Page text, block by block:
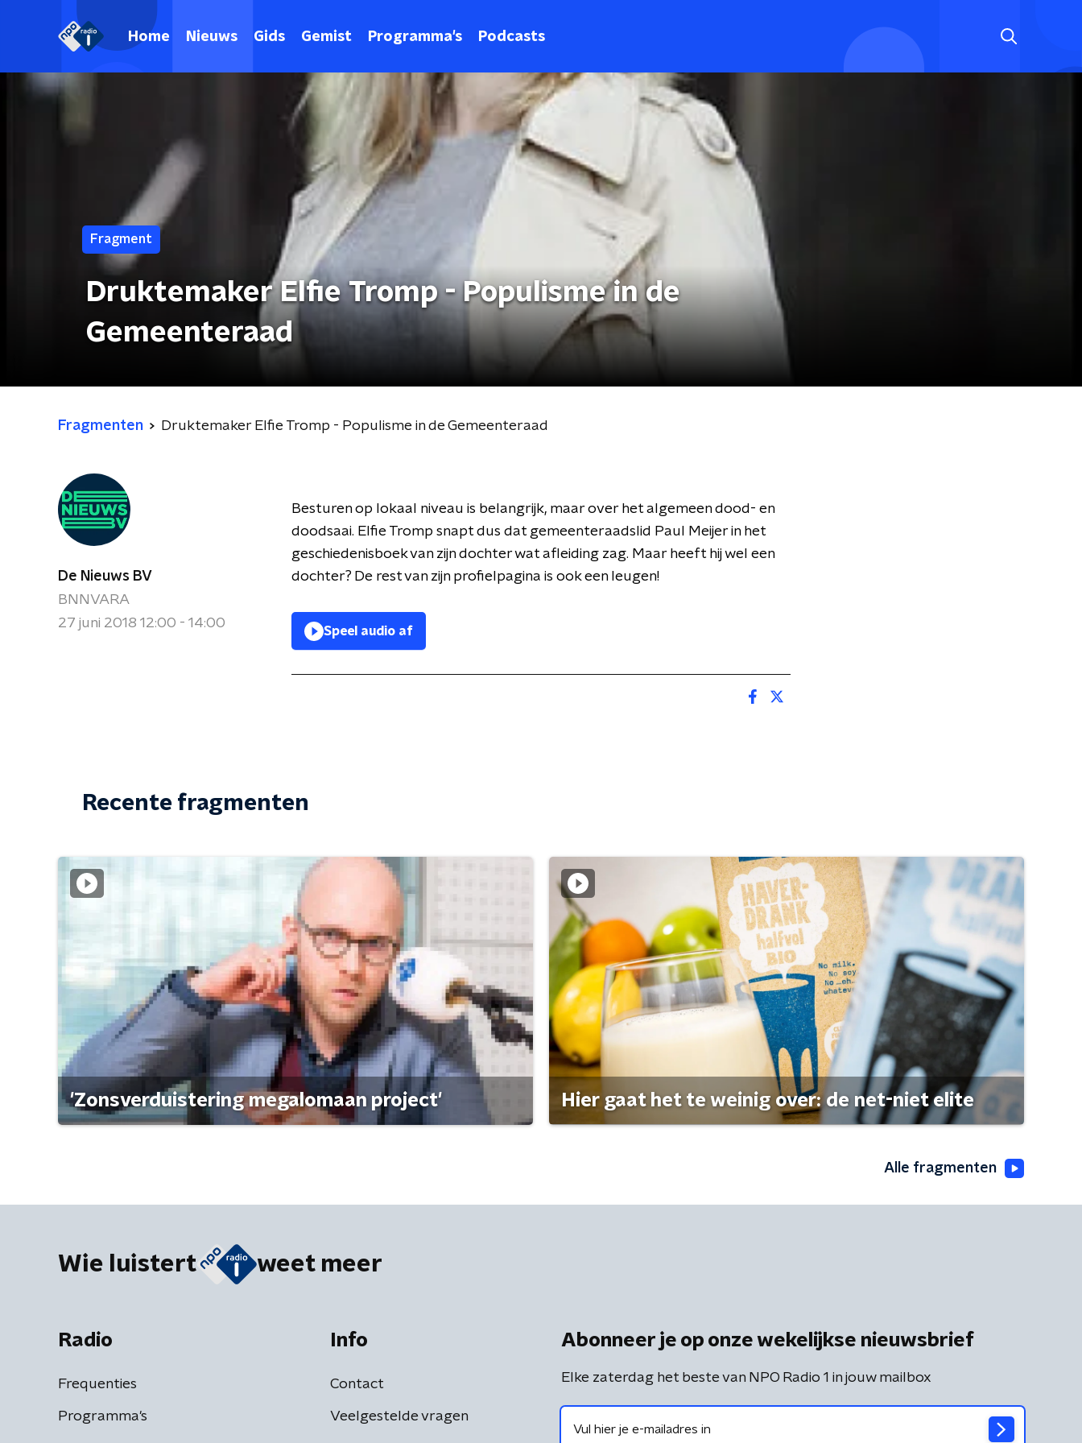
Home Nieuws Gids Gemist Programma's Podcasts
Fragment
Druktemaker Elfie Tromp - Populisme in de
Gemeenteraad
Fragmenten Druktemaker Elfie Tromp - Populisme in de Gemeenteraad
De Nieuws BV
BNNVARA
27 juni 2018 12:00 - 14:00
Besturen op lokaal niveau is belangrijk, maar over het algemeen dood- en
doodsaai. Elfie Tromp snapt dus dat gemeenteraadslid Paul Meijer in het
geschiedenisboek van zijn dochter wat afleiding zag. Maar heeft hij wel een
dochter? De rest van zijn profielpagina is ook een leugen!
Speel audio af
Recente fragmenten
'Zonsverduistering megalomaan project' Hier gaat het te weinig over: de net-niet elite
Alle fragmenten
Wie luistert weet meer
Radio
Frequenties
Programma's
Info
Contact
Veelgestelde vragen
Abonneer je op onze wekelijkse nieuwsbrief
Elke zaterdag het beste van NPO Radio 1 in jouw mailbox